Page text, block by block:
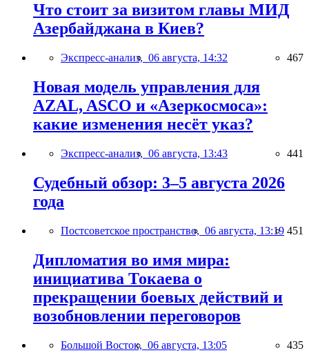
Что стоит за визитом главы МИД
Азербайджана в Киев?
Экспресс-анализ, 06 августа, 14:32 467
Новая модель управления для
AZAL, ASCO и «Азеркосмоса»:
какие изменения несёт указ?
Экспресс-анализ, 06 августа, 13:43 441
Судебный обзор: 3–5 августа 2026
года
Постсоветское пространство, 06 августа, 13:19 451
Дипломатия во имя мира:
инициатива Токаева о
прекращении боевых действий и
возобновлении переговоров
Большой Восток, 06 августа, 13:05 435